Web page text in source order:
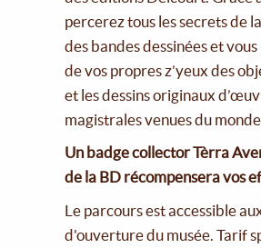
percerez tous les secrets de
des bandes dessinées et
de vos propres z’yeux des
et les dessins originaux
magistrales venues du
Un badge collector Tèrra
de la BD récompensera vos
Le parcours est accessible
d'ouverture du musée. Tarif